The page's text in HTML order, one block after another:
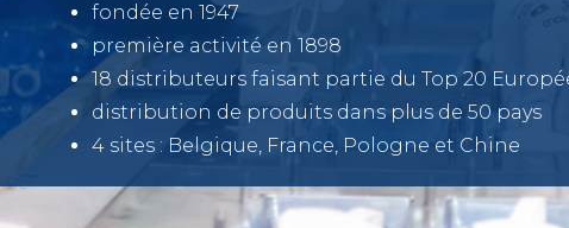
fondée en 1947
première activité en 1898
18 distributeurs faisant partie du Top 20
distribution de produits dans plus de 50 pays
4 sites : Belgique, France, Pologne et Chine